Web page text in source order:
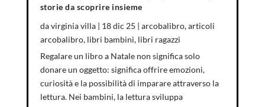
storie da scoprire insieme
davirginia villa| 18 dic 25 | arcobalibro,articoli
arcobalibro, libri bambini, libri ragazzi
Regalare un libro a Natale non significa solo
donare un oggetto: significa offrire emozioni,
curiosità e la possibilità di imparare attraverso la
lettura. Nei bambini, la lettura sviluppa